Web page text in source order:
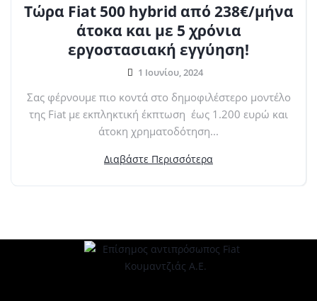
Τώρα Fiat 500 hybrid από 238€/μήνα
άτοκα και με 5 χρόνια
εργοστασιακή εγγύηση!
1 Ιουνίου, 2024
Σας φέρνουμε πιο κοντά στο δημοφιλέστερο μοντέλο
της Fiat με εκπληκτική έκπτωση έως 1.200 ευρώ και
άτοκη χρηματοδότηση...
Διαβάστε Περισσότερα